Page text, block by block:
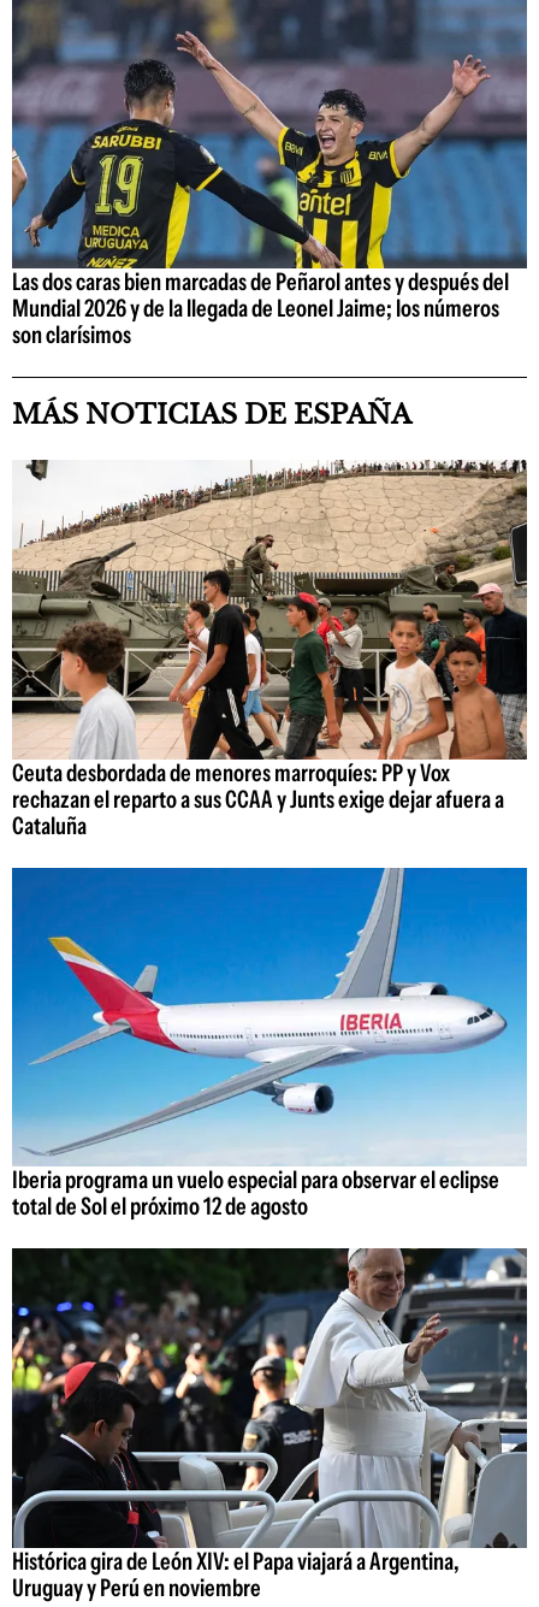
Las dos caras bien marcadas de Peñarol antes y después del
Mundial 2026 y de la llegada de Leonel Jaime; los números
son clarísimos
MÁS NOTICIAS DE ESPAÑA
Ceuta desbordada de menores marroquíes: PP y Vox
rechazan el reparto a sus CCAA y Junts exige dejar afuera a
Cataluña
Iberia programa un vuelo especial para observar el eclipse
total de Sol el próximo 12 de agosto
Histórica gira de León XIV: el Papa viajará a Argentina,
Uruguay y Perú en noviembre